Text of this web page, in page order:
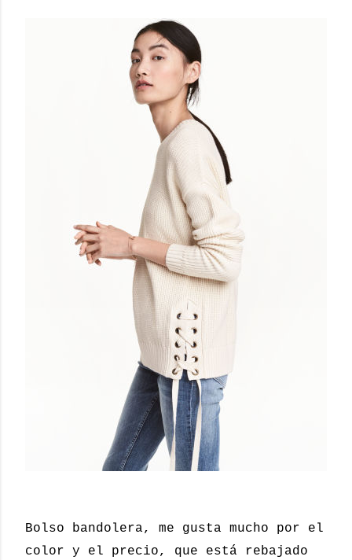
Bolso bandolera, me gusta mucho por el
color y el precio, que está rebajado